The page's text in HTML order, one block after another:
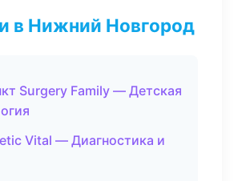
в Нижний Новгород
Surgery Family — Детская
Vital — Диагностика и